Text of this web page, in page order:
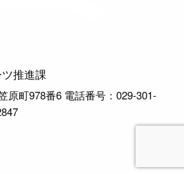
推進課
原町978番6 電話番号：029-301-